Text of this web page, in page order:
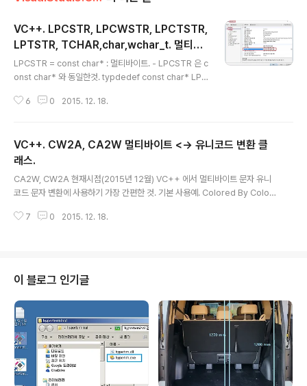
VC++. LPCSTR, LPCWSTR, LPCTSTR,
LPTSTR, TCHAR,char,wchar_t. 멀티바
이트, 유니코드.
LPCSTR = const char* : 멀티바이트. - LPCSTR 은 c
onst char* 와 동일한것. typdedef const char* LPC
tant) STR (string). LPCWSTR = const wchar_t* :
음. - 용어의미 : LP(Pointer), C (constant), WSTR (w
ide string). LPCTSTR : 프로젝트 환경설정(문자집합
설정)에 따라 LPCSTR 혹은 LPCWSTR 로 처리됨. - 용
어의미 : LP (Pointer), C (..
6 0 2015. 12. 18.
VC++. CW2A, CA2W 멀티바이트 <-> 유니코드 변환 클
래스.
CA2W, CW2A 현재시점(2015년 12월) VC++ 에서 멀티바이트 문자 유니
코드 문자 변환에 사용하기 가장 간편한 것. 기본 사용예. Colored By Color
23 24 25 26 27 28 29 30 31 32 33 34 35 36 37 //Example 1 // Co
7 0 2015. 12. 18.
이 블로그 인기글